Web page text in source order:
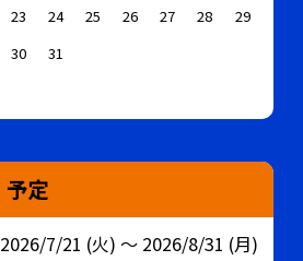
23
24 25 26 27 28
29
30
31
予定
2026/7/21 (火) ～ 2026/8/31 (月)